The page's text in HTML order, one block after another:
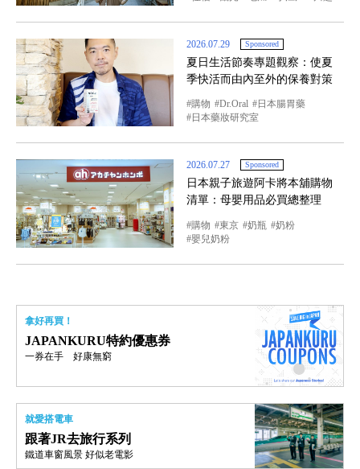
2026.07.29 Sponsored
夏日生活節奏專題觀察：使夏
季快活而由內至外的保養對策
購物 Dr.Oral
日本腸胃藥
日本藥妝研究室
2026.07.27 Sponsored
日本親子旅遊阿卡將本舖購物
清單：母嬰用品必買總整理
購物 東京 奶瓶
奶粉
嬰兒奶粉
拿好再買！
JAPANKURU特約優惠券
一券在手 好康無窮
就愛搭電車
跟著JR去旅行系列
鐵道車窗風景 好似老電影